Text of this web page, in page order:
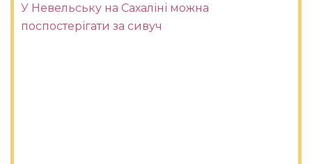
У Невельську на Сахаліні можна
поспостерігати за сивуч